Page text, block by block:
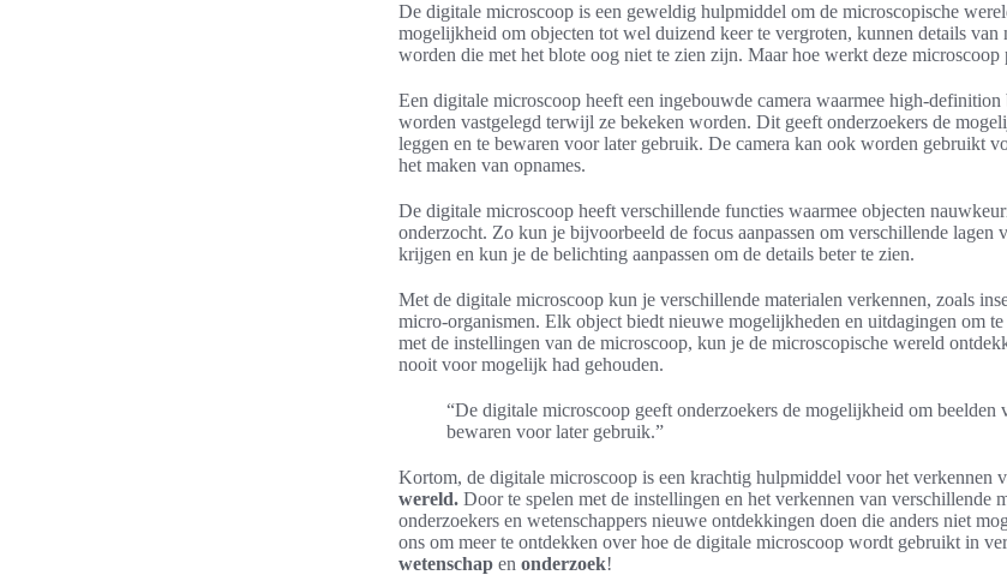
De digitale microscoop is een geweldig hulpmiddel om de microscopische
mogelijkheid om objecten tot wel duizend keer te vergroten, kunnen details van
worden die met het blote oog niet te zien zijn. Maar hoe werkt deze microscoop
Een digitale microscoop heeft een ingebouwde camera waarmee high-definition
worden vastgelegd terwijl ze bekeken worden. Dit geeft onderzoekers de
leggen en te bewaren voor later gebruik. De camera kan ook worden gebruikt
het maken van opnames.
De digitale microscoop heeft verschillende functies waarmee objecten
onderzocht. Zo kun je bijvoorbeeld de focus aanpassen om verschillende lagen
krijgen en kun je de belichting aanpassen om de details beter te zien.
Met de digitale microscoop kun je verschillende materialen verkennen, zoals
micro-organismen. Elk object biedt nieuwe mogelijkheden en uitdagingen om
met de instellingen van de microscoop, kun je de microscopische wereld
nooit voor mogelijk had gehouden.
“De digitale microscoop geeft onderzoekers de mogelijkheid om beelden
bewaren voor later gebruik.”
Kortom, de digitale microscoop is een krachtig hulpmiddel voor het verkennen
wereld. Door te spelen met de instellingen en het verkennen van verschillende
onderzoekers en wetenschappers nieuwe ontdekkingen doen die anders niet
ons om meer te ontdekken over hoe de digitale microscoop wordt gebruikt in
wetenschap en onderzoek!